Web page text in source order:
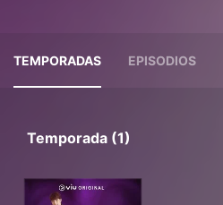
TEMPORADAS EPISODIOS
Temporada (1)